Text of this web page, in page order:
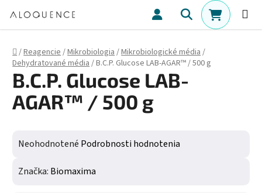
Hľadať
Domov
/Reagencie/Mikrobiologia/Mikrobiologické média/
Dehydratované média/B.C.P. Glucose LAB-AGAR™ / 500 g
B.C.P. Glucose LAB-
AGAR™ / 500 g
Priemerné hodnotenie produktu je 0,0 z 5 hviezdičiek.
Neohodnotené Podrobnosti hodnotenia
Značka: Biomaxima